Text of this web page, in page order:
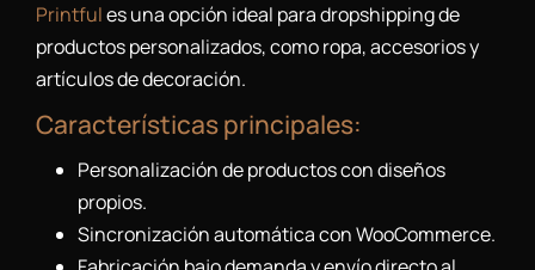
Printfules una opción ideal para dropshipping de
productos personalizados, como ropa, accesorios y
artículos de decoración.
Características principales:
Personalización de productos con diseños
propios.
Sincronización automática con WooCommerce.